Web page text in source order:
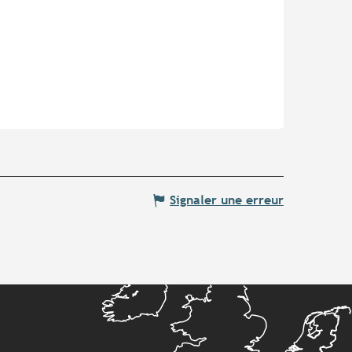
Signaler une erreur